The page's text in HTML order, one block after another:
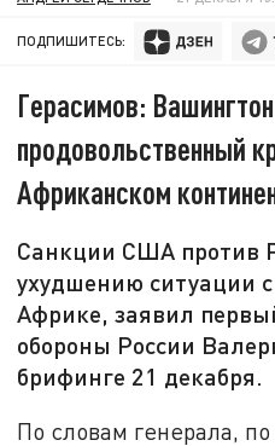
ПОДПИШИТЕСЬ:
Герасимов:
продовольственный
Африканском
Санкции США против
ухудшению ситуации
Африке, заявил
обороны России
брифинге 21 декабря.
По словам генерала,